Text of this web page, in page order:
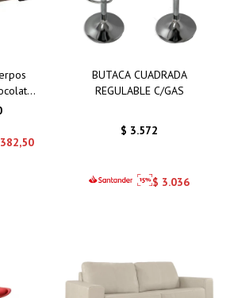
382,50
BUTACA CUADRADA
REGULABLE C/GAS
$ 3.572
$ 3.036